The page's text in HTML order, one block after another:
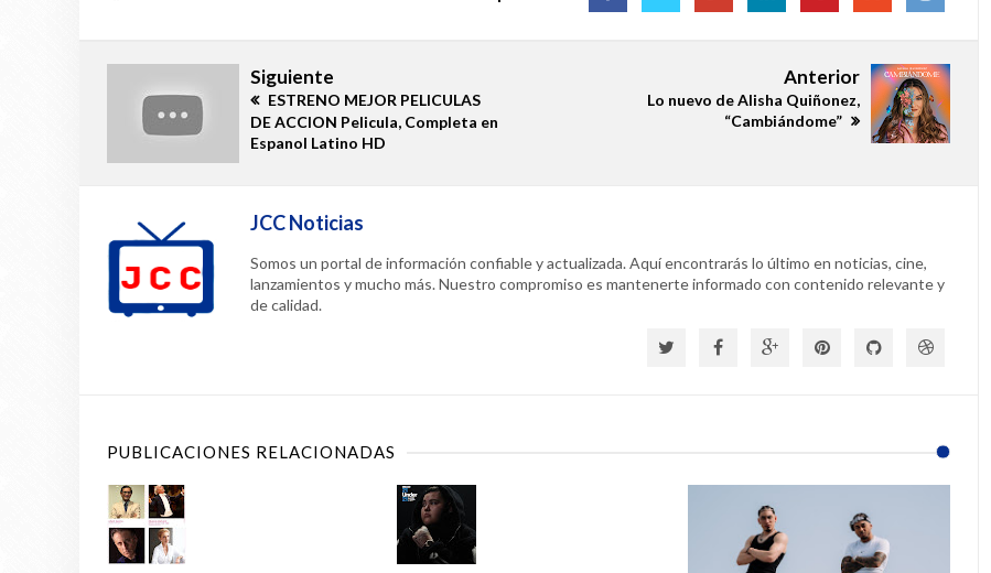
Siguiente
ESTRENO MEJOR PELICULAS
DE ACCION Pelicula, Completa en
Espanol Latino HD
Anterior
Lo nuevo de Alisha Quiñonez,
“Cambiándome”
JCC Noticias
Somos un portal de información confiable y actualizada. Aquí encontrarás lo último en noticias, cine,
lanzamientos y mucho más. Nuestro compromiso es mantenerte informado con contenido relevante y
de calidad.
PUBLICACIONES RELACIONADAS